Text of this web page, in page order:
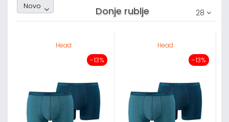
Random1
Novo
28
Donje rublje
Head
-13%
Head
-13%